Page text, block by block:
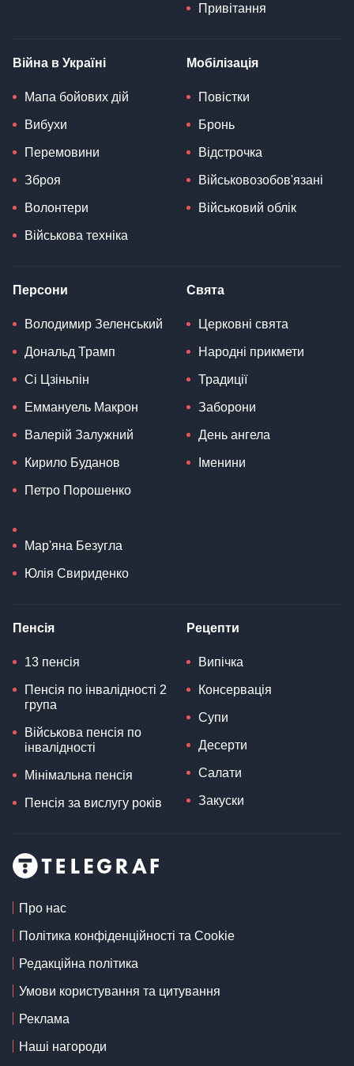
Привітання
Війна в Україні
Мапа бойових дій
Вибухи
Перемовини
Зброя
Волонтери
Військова техніка
Мобілізація
Повістки
Бронь
Відстрочка
Військовозобов'язані
Військовий облік
Персони
Володимир Зеленський
Дональд Трамп
Сі Цзіньпін
Еммануель Макрон
Валерій Залужний
Кирило Буданов
Петро Порошенко
Мар'яна Безугла
Юлія Свириденко
Свята
Церковні свята
Народні прикмети
Традиції
Заборони
День ангела
Іменини
Пенсія
13 пенсія
Пенсія по інвалідності 2
група
Військова пенсія по
інвалідності
Мінімальна пенсія
Пенсія за вислугу років
Рецепти
Випічка
Консервація
Супи
Десерти
Салати
Закуски
Про нас
Політика конфіденційності та Cookie
Редакційна політика
Умови користування та цитування
Реклама
Наші нагороди